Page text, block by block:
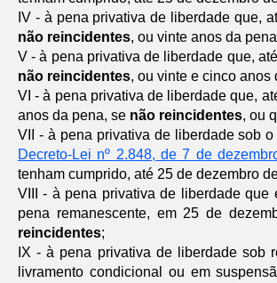
IV - à pena privativa de liberdade que,
não reincidentes, ou vinte anos da
V - à pena privativa de liberdade que,
não reincidentes, ou vinte e cinco anos
VI - à pena privativa de liberdade que,
anos da pena, se não reincidentes, ou
VII - à pena privativa de liberdade sob
Decreto-Lei nº 2.848, de 7 de
tenham cumprido, até 25 de dezembro
VIII - à pena privativa de liberdade que
pena remanescente, em 25 de
reincidentes;
IX - à pena privativa de liberdade sob
livramento condicional ou em